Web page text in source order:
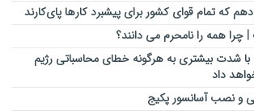
که تمام قوای کشور برای پیشبرد کارها پای‌کارند
همه را نامحرم می دانند؟
با شدت بیشتری به هرگونه خطای محاسباتی رژیم
داد
و نصب آسانسور پکیج